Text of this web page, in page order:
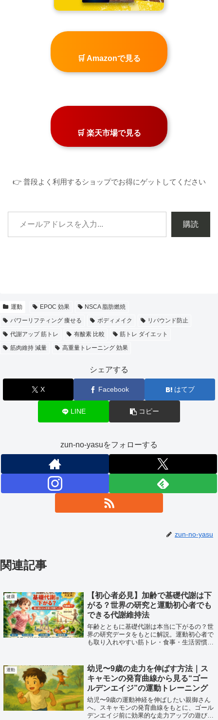
🛒 Amazonで見る
🛒 楽天市場で見る
👉 普段よく利用するショップでお得にゲットしてください
購読
運動 EPOC 効果
NSCA 脂肪燃焼
パワーリフティング 痩せる
ボディメイク
リバウンド防止
代謝アップ 筋トレ
有酸素 比較
筋トレ ダイエット
筋肉維持 減量
高重量トレーニング 効果
シェアする
X Facebook はてブ
LINE コピー
zun-no-yasuをフォローする
zun-no-yasu
関連記事
健康
【初心者必見】加齢で基礎代謝は下
がる？世界の研究と運動初心者でも
できる代謝維持法
年齢とともに基礎代謝は本当に下がるの？世
界の研究データをもとに解説。運動初心者で
も取り入れやすい筋トレ・食事・生活習慣の
運動
幼児〜9歳の走力を伸ばす方法｜ス
キャモンの発育曲線から見る“ゴー
ルデンエイジ”の運動トレーニング
幼児〜9歳の運動神経を伸ばしたい親御さん
へ。スキャモンの発育曲線をもとに、ゴール
デンエイジ前に効果的な走力アップの遊び・